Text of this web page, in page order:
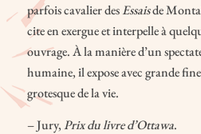
parfois cavalier desEssaisde
cite en exergue et interpelle à
ouvrage. À la manière d’un
humaine, il expose avec grande
grotesque de la vie.
– Jury,Prix du livre d’Ottawa.